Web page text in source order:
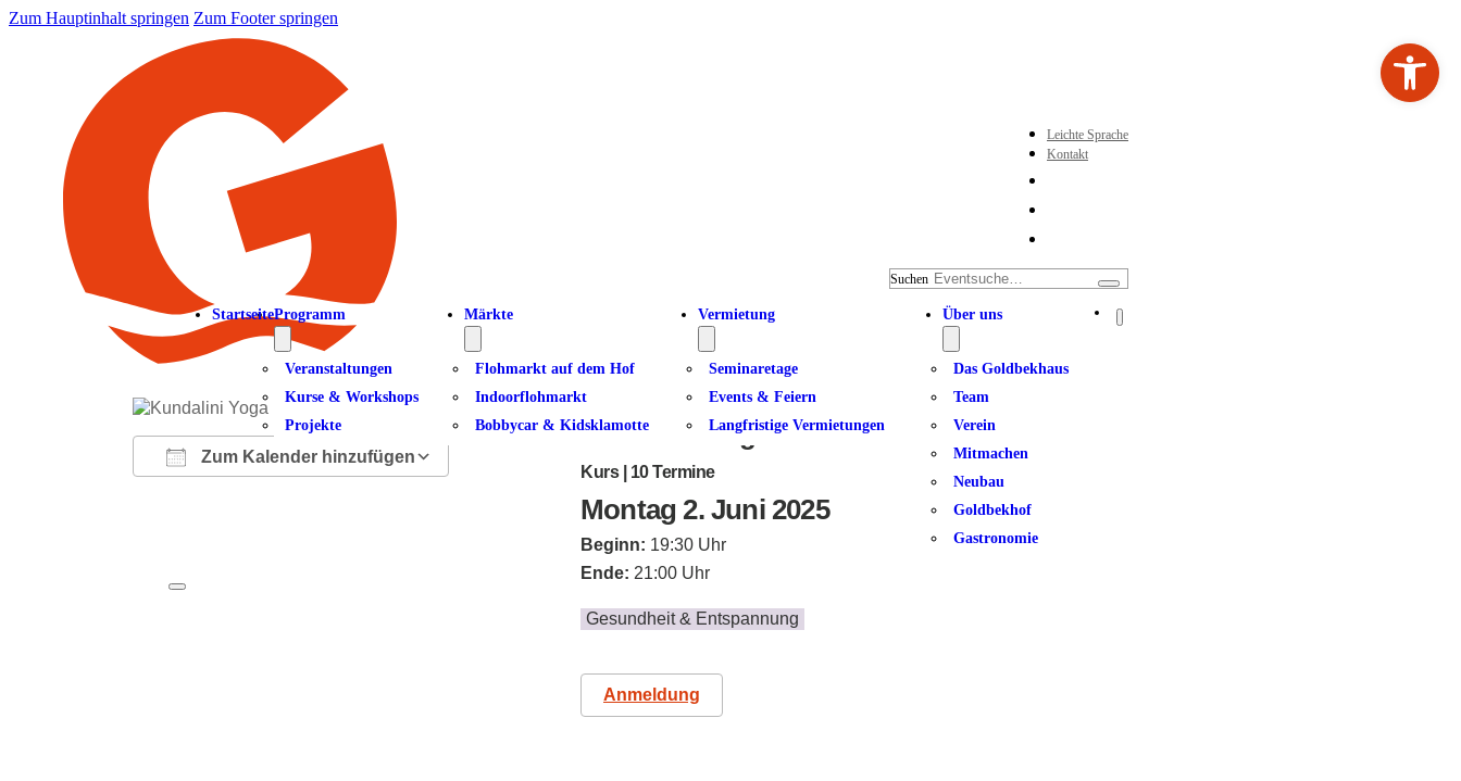
Zum Hauptinhalt springen Zum Footer springen
Leichte Sprache
Kontakt
Suchen
StartseiteProgramm
Veranstaltungen
Kurse & Workshops
Projekte
Märkte
Flohmarkt auf dem Hof
Indoorflohmarkt
Bobbycar & Kidsklamotte
Vermietung
Seminaretage
Events & Feiern
Langfristige Vermietungen
Über uns
Das Goldbekhaus
Team
Verein
Mitmachen
Neubau
Goldbekhof
Gastronomie
Zum Kalender hinzufügen
Kundalini Yoga II
Kurs | 10 Termine
Montag 2. Juni 2025
Beginn: 19:30 Uhr
Ende: 21:00 Uhr
Gesundheit & Entspannung
Anmeldung